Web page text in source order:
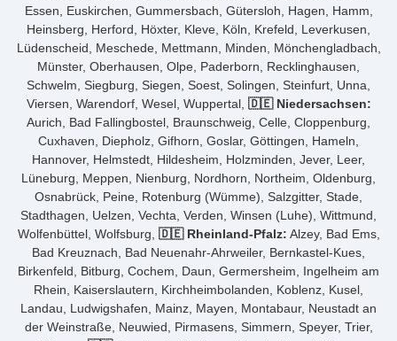
Essen, Euskirchen, Gummersbach, Gütersloh, Hagen, Hamm,
Heinsberg, Herford, Höxter, Kleve, Köln, Krefeld, Leverkusen,
Lüdenscheid, Meschede, Mettmann, Minden, Mönchengladbach,
Münster, Oberhausen, Olpe, Paderborn, Recklinghausen,
Schwelm, Siegburg, Siegen, Soest, Solingen, Steinfurt, Unna,
Viersen, Warendorf, Wesel, Wuppertal, 🇩🇪 Niedersachsen:
Aurich, Bad Fallingbostel, Braunschweig, Celle, Cloppenburg,
Cuxhaven, Diepholz, Gifhorn, Goslar, Göttingen, Hameln,
Hannover, Helmstedt, Hildesheim, Holzminden, Jever, Leer,
Lüneburg, Meppen, Nienburg, Nordhorn, Northeim, Oldenburg,
Osnabrück, Peine, Rotenburg (Wümme), Salzgitter, Stade,
Stadthagen, Uelzen, Vechta, Verden, Winsen (Luhe), Wittmund,
Wolfenbüttel, Wolfsburg, 🇩🇪 Rheinland-Pfalz: Alzey, Bad Ems,
Bad Kreuznach, Bad Neuenahr-Ahrweiler, Bernkastel-Kues,
Birkenfeld, Bitburg, Cochem, Daun, Germersheim, Ingelheim am
Rhein, Kaiserslautern, Kirchheimbolanden, Koblenz, Kusel,
Landau, Ludwigshafen, Mainz, Mayen, Montabaur, Neustadt an
der Weinstraße, Neuwied, Pirmasens, Simmern, Speyer, Trier,